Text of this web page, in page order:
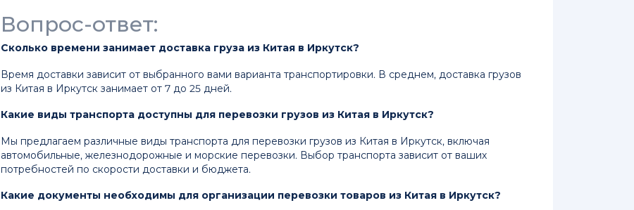
Вопрос-ответ:
Сколько времени занимает доставка груза из Китая в Иркутск?
Время доставки зависит от выбранного вами варианта транспортировки. В среднем, доставка грузов
из Китая в Иркутск занимает от 7 до 25 дней.
Какие виды транспорта доступны для перевозки грузов из Китая в Иркутск?
Мы предлагаем различные виды транспорта для перевозки грузов из Китая в Иркутск, включая
автомобильные, железнодорожные и морские перевозки. Выбор транспорта зависит от ваших
потребностей по скорости доставки и бюджета.
Какие документы необходимы для организации перевозки товаров из Китая в Иркутск?